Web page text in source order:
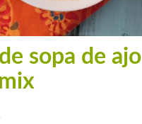
sopa de ajo